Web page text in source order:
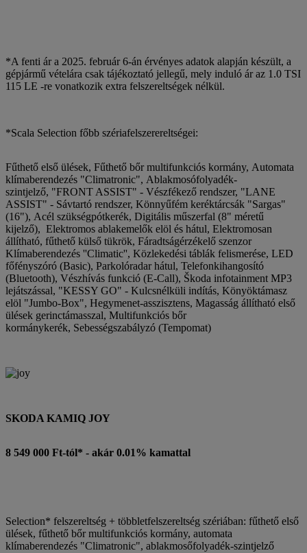
*A fenti ár a 2025. február 6-án érvényes adatok alapján készült, a
gépjármű vételára csak tájékoztató jellegű, mely induló ár az 1.0 TSI
115 LE -re vonatkozik extra felszereltségek nélkül.
*Scala Selection főbb szériafelszerereltségei:
Fűthető első ülések, Fűthető bőr multifunkciós kormány, Automata
klímaberendezés "Climatronic", Ablakmosófolyadék-
szintjelző, "FRONT ASSIST" - Vészfékező rendszer, "LANE
ASSIST" - Sávtartó rendszer, Könnyűfém keréktárcsák "Sargas"
(16"), Acél szükségpótkerék, Digitális műszerfal (8" méretű
kijelző), Elektromos ablakemelők elöl és hátul, Elektromosan
állítható, fűthető külső tükrök, Fáradtságérzékelő szenzor
Klímaberendezés ''Climatic'', Közlekedési táblák felismerése, LED
főfényszóró (Basic), Parkolóradar hátul, Telefonkihangosító
(Bluetooth), Vészhívás funkció (E-Call), Škoda infotainment MP3
lejátszással, "KESSY GO" - Kulcsnélküli indítás, Könyöktámasz
elöl "Jumbo-Box", Hegymenet-asszisztens, Magasság állítható első
ülések gerinctámasszal, Multifunkciós bőr
kormánykerék, Sebességszabályzó (Tempomat)
SKODA KAMIQ JOY
8 549 000 Ft-tól* - akár 0.01% kamattal
Selection* felszereltség + többletfelszereltség szériában: fűthető első
ülések, fűthető bőr multifunkciós kormány, automata
klímaberendezés "Climatronic", ablakmosőfolyadék-szintjelző